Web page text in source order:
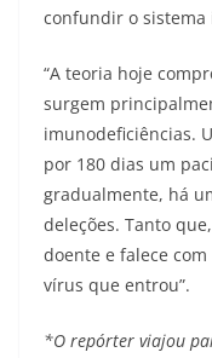
confundir o sistema
“A teoria hoje
surgem
imunodeficiências.
por 180 dias um
gradualmente, há
deleções. Tanto
doente e falece
vírus que entrou”.
*O repórter viajou